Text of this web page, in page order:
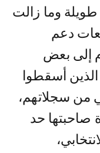
وما زالت
دعم
إلى بعض
أسقطوا
من سجلاتهم،
صاحبتها حد